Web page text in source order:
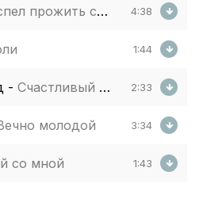
прожить свою весну 4:38
1:44
- Счастливый и молодой 2:33
молодой 3:34
со мной 1:43